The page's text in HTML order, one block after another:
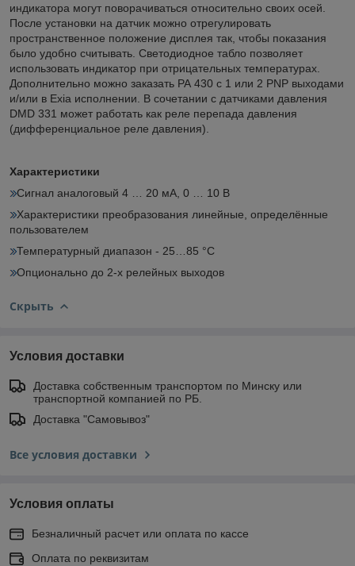
индикатора могут поворачиваться относительно своих осей.
После установки на датчик можно отрегулировать
пространственное положение дисплея так, чтобы показания
было удобно считывать. Светодиодное табло позволяет
использовать индикатор при отрицательных температурах.
Дополнительно можно заказать РА 430 с 1 или 2 PNP выходами
и/или в Exia исполнении. В сочетании с датчиками давления
DMD 331 может работать как реле перепада давления
(дифференциальное реле давления).
Характеристики
Сигнал аналоговый 4 … 20 мA, 0 … 10 В
Характеристики преобразования линейные, определённые
пользователем
Температурный диапазон - 25…85 °С
Опционально до 2-х релейных выходов
Скрыть
Условия доставки
Доставка собственным транспортом по Минску или
транспортной компанией по РБ.
Доставка "Самовывоз"
Все условия доставки
Условия оплаты
Безналичный расчет или оплата по кассе
Оплата по реквизитам